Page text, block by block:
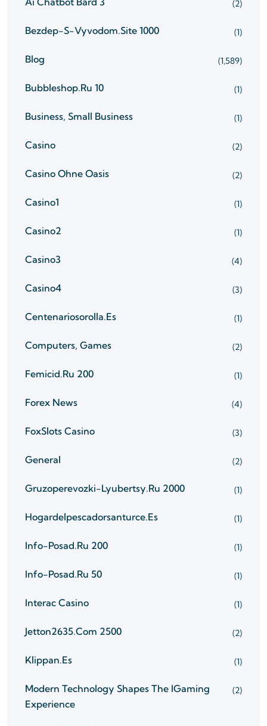
(2)
Bezdep-S-Vyvodom.site 1000 (1)
Blog (1,589)
Bubbleshop.ru 10 (1)
Business, Small Business (1)
Casino (2)
Casino Ohne Oasis (2)
Casino1 (1)
Casino2 (1)
Casino3 (4)
Casino4 (3)
Centenariosorolla.es (1)
Computers, Games (2)
Femicid.ru 200 (1)
Forex News (4)
FoxSlots Casino (3)
General (2)
Gruzoperevozki-Lyubertsy.ru 2000 (1)
Hogardelpescadorsanturce.es (1)
Info-Posad.ru 200 (1)
Info-Posad.ru 50 (1)
Interac Casino (1)
Jetton2635.com 2500 (2)
Klippan.es (1)
Modern Technology Shapes The IGaming
Experience
(2)